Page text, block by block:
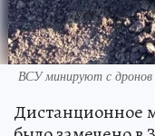
ВСУ минируют с
Дистанционное